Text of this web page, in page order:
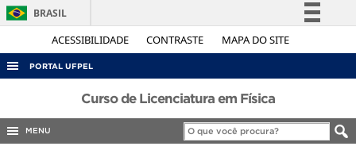
ACESSIBILIDADE CONTRASTE MAPA DO SITE
BRASIL
Simplifique!
Legislação
PORTAL UFPEL
ACESSO À INFORMAÇÃO
AUDITORIA
Curso de Licenciatura em Física
MENU